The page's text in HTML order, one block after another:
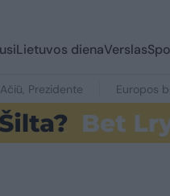
Lietuvos dienaVerslas
Ačiū, Prezidente Europos